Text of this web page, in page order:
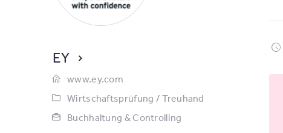
EY
www.ey.com
Wirtschaftsprüfung / Treuhand
Buchhaltung & Controlling